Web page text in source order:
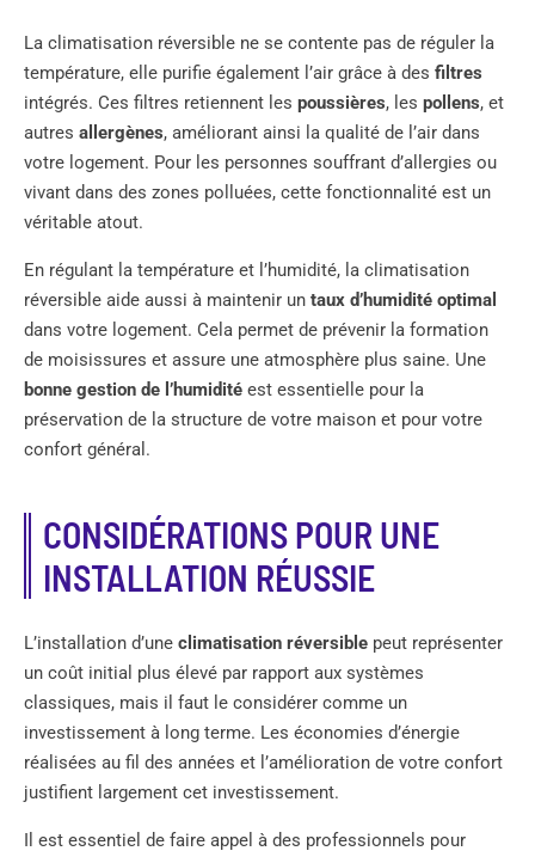
La climatisation réversible ne se contente pas de réguler la
température, elle purifie également l’air grâce à des filtres
intégrés. Ces filtres retiennent les poussières, les pollens, et
autres allergènes, améliorant ainsi la qualité de l’air dans
votre logement. Pour les personnes souffrant d’allergies ou
vivant dans des zones polluées, cette fonctionnalité est un
véritable atout.
En régulant la température et l’humidité, la climatisation
réversible aide aussi à maintenir un taux d’humidité optimal
dans votre logement. Cela permet de prévenir la formation
de moisissures et assure une atmosphère plus saine. Une
bonne gestion de l’humidité est essentielle pour la
préservation de la structure de votre maison et pour votre
confort général.
CONSIDÉRATIONS POUR UNE
INSTALLATION RÉUSSIE
L’installation d’une climatisation réversible peut représenter
un coût initial plus élevé par rapport aux systèmes
classiques, mais il faut le considérer comme un
investissement à long terme. Les économies d’énergie
réalisées au fil des années et l’amélioration de votre confort
justifient largement cet investissement.
Il est essentiel de faire appel à des professionnels pour